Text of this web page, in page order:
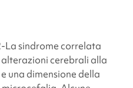
-La sindrome correlata
cerebrali alla
una dimensione della